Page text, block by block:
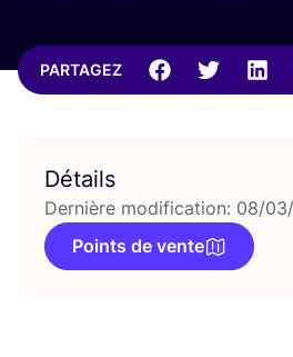
PARTAGEZ
Détails
Dernière modification: 08/
Points de vente